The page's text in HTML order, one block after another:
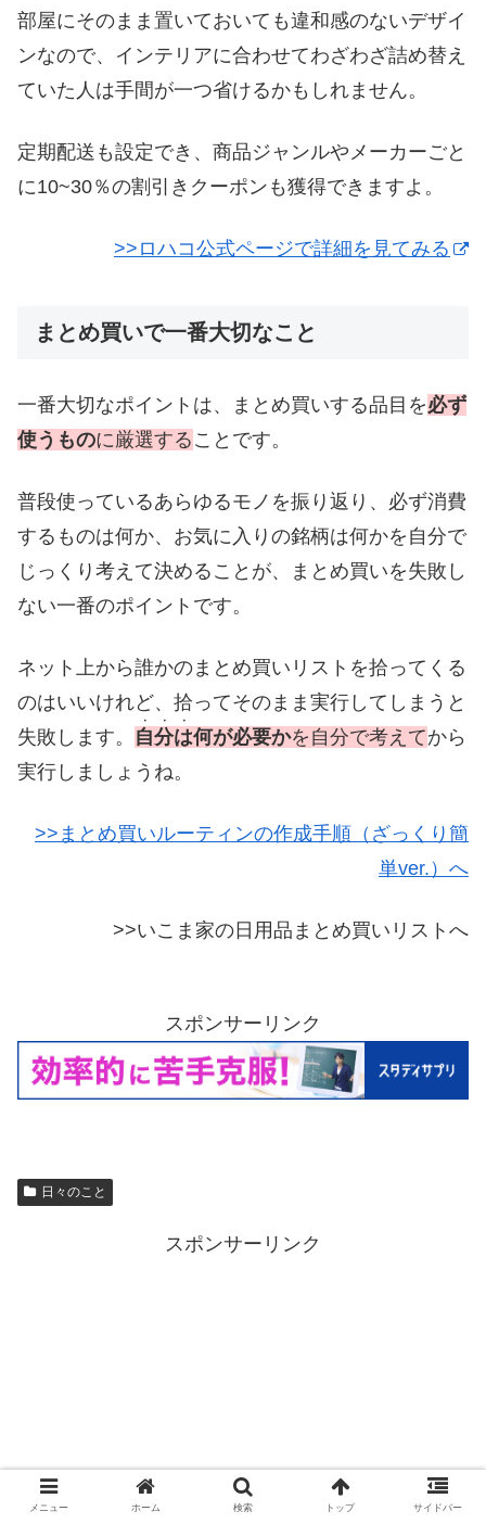
部屋にそのまま置いておいても違和感のないデザイ
ンなので、インテリアに合わせてわざわざ詰め替え
ていた人は手間が一つ省けるかもしれません。
定期配送も設定でき、商品ジャンルやメーカーごと
に10~30％の割引きクーポンも獲得できますよ。
>>ロハコ公式ページで詳細を見てみる
まとめ買いで一番大切なこと
一番大切なポイントは、まとめ買いする品目を必ず
使うものに厳選する ことです。
普段使っているあらゆるモノを振り返り、必ず消費
するものは何か、お気に入りの銘柄は何かを自分で
じっくり考えて決めることが、まとめ買いを失敗し
ない一番のポイントです。
ネット上から誰かのまとめ買いリストを拾ってくる
のはいいけれど、拾ってそのまま実行してしまうと
失敗します。 自分は
・・・
何が必要かを 自分で考えてから
実行しましょうね。
>>まとめ買いルーティンの作成手順（ざっくり簡
単ver.）へ
>>いこま家の日用品まとめ買いリストへ
スポンサーリンク
日々のこと
スポンサーリンク
メニュー ホーム 検索 トップ サイドバー